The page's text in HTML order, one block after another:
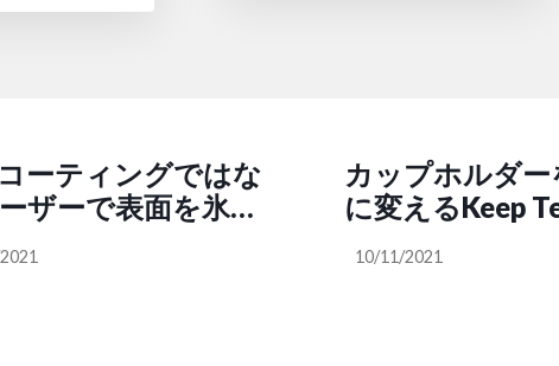
ーティングではな
ザーで表面を氷や
目指すFlite
カップホルダ
に変えるKeep
10/11/2021